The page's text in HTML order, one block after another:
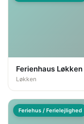
Ferienhaus
Løkken
Feriehus / Ferielejlighed